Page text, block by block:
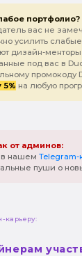
портфолио?
вас не
усилить
дизайн-
под вас в
промокоду
5% на любую
от админов:
в нашем Telegram-
пуши о
карьеру: